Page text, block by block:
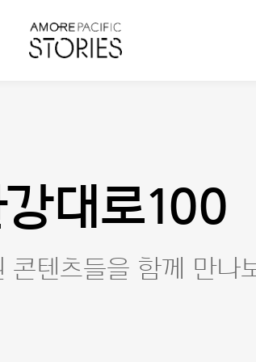
대로100
콘텐츠들을 함께 만나